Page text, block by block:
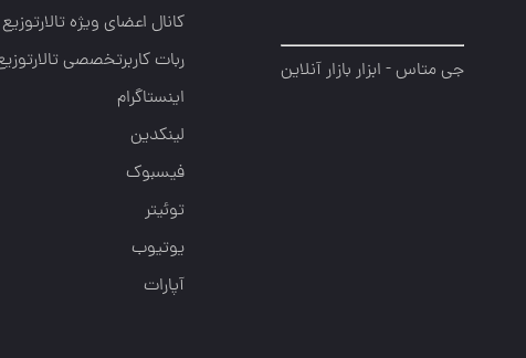
جی متاس - ابزار بازار آنلاین
کانال اعضای ویژه تالارتوزیع
ربات کاربرتخصصی
اینستاگرام
لینکدین
فیسبوک
توئیتر
یوتیوب
آپارات